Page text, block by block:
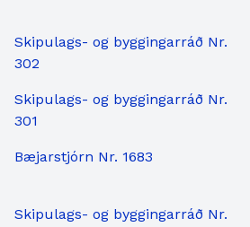
Skipulags- og byggingarráð Nr.
302
Skipulags- og byggingarráð Nr.
301
Bæjarstjórn Nr. 1683
Skipulags- og byggingarráð Nr.